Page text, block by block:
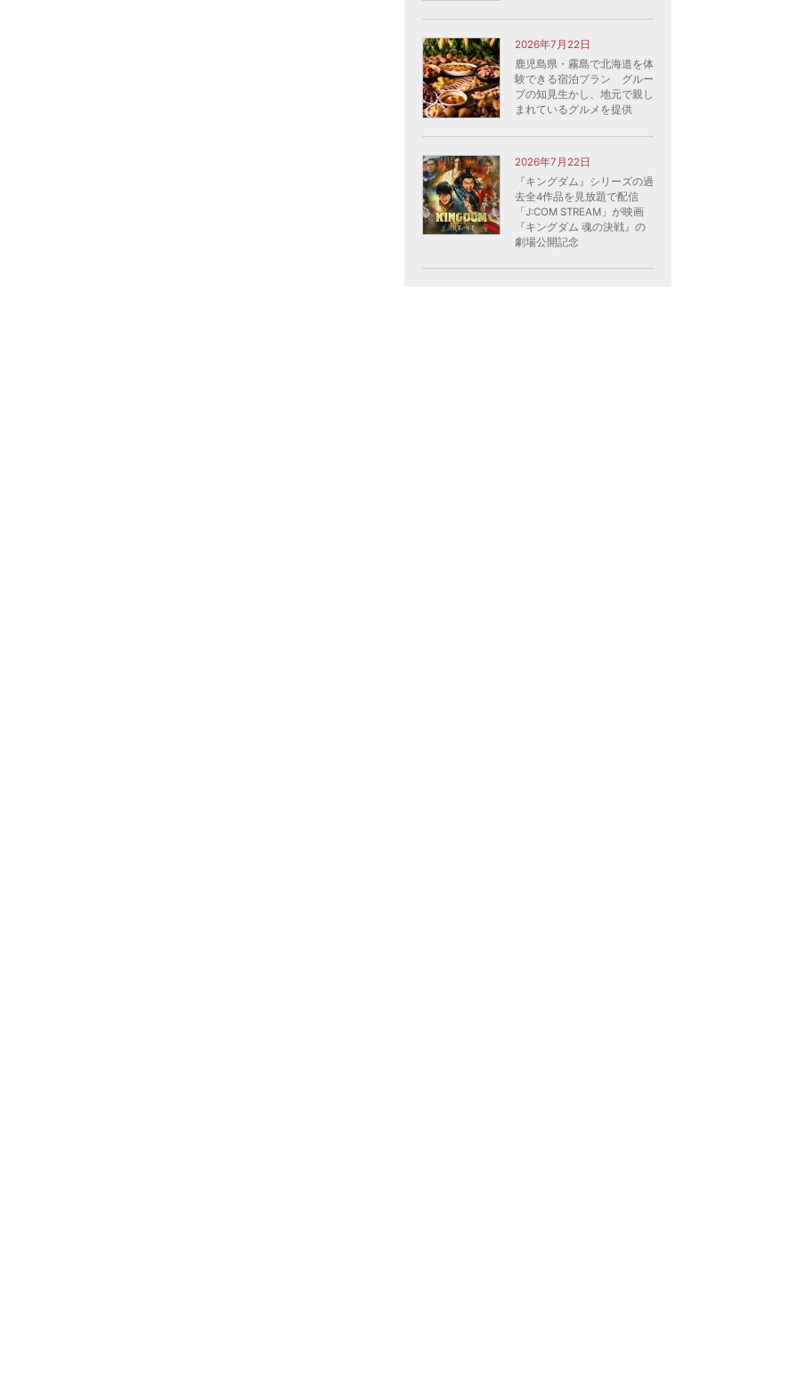
2026年7月22日
鹿児島県・霧島で北海道を体
験できる宿泊プラン グルー
プの知見生かし、地元で親し
まれているグルメを提供
2026年7月22日
『キングダム』シリーズの過
去全4作品を見放題で配信
「J:COM STREAM」が映画
『キングダム 魂の決戦』の
劇場公開記念